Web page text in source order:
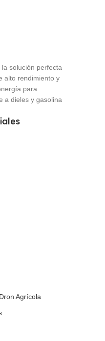
solución perfecta
alto rendimiento y
para
a dieles y gasolina
Agrícola